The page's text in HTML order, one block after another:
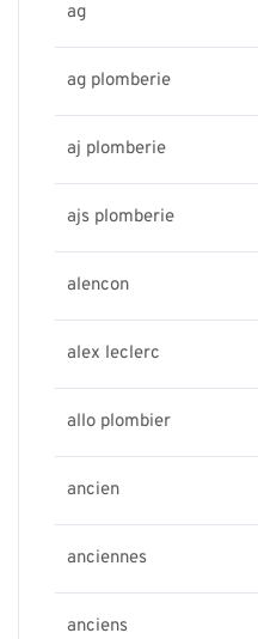
ag
ag plomberie
aj plomberie
ajs plomberie
alencon
alex leclerc
allo plombier
ancien
anciennes
anciens